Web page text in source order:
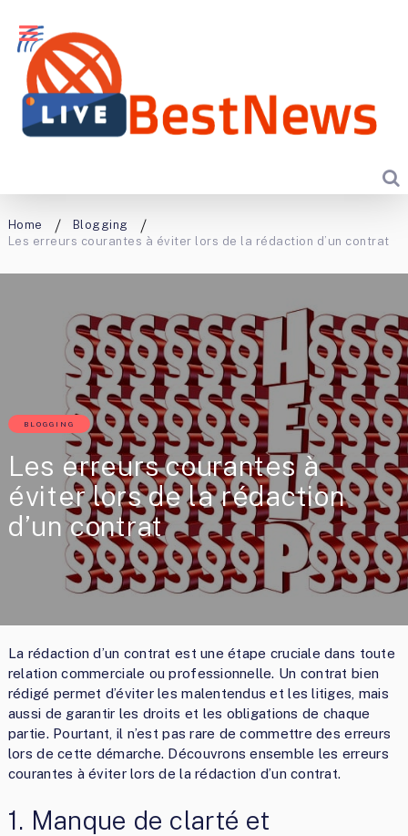
Home
Blogging
Les erreurs courantes à éviter lors de la rédaction d’un contrat
BLOGGING
Les erreurs courantes à
éviter lors de la rédaction
d’un contrat
La rédaction d’un contrat est une étape cruciale dans toute
relation commerciale ou professionnelle. Un contrat bien
rédigé permet d’éviter les malentendus et les litiges, mais
aussi de garantir les droits et les obligations de chaque
partie. Pourtant, il n’est pas rare de commettre des erreurs
lors de cette démarche. Découvrons ensemble les erreurs
courantes à éviter lors de la rédaction d’un contrat.
1. Manque de clarté et